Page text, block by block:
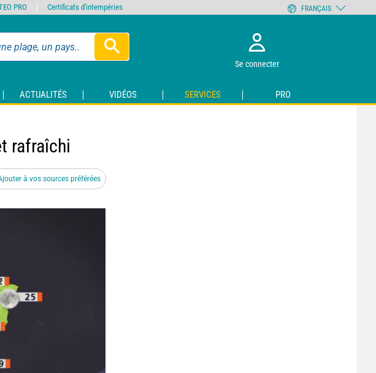
Se connecter
ACTUALITÉS VIDÉOS SERVICES PRO
rafraîchi
à vos sources préférées
PRO Certificats d'intempéries FRANÇAIS